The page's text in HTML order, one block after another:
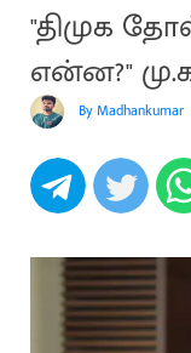
"திமுக
என்ன?"
வெளியீடு
By Madhankumar